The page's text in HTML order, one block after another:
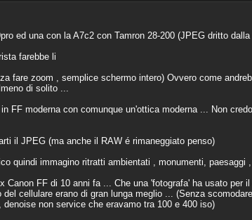
ed una con la A7c2 con Tamron 28-200 (JPEG dritto
farebbe li
fare zoom , semplice schermo intero) Ovvero come
di solito ...
FF moderna con comunque un'ottica moderna ... Non
il JPEG (ma anche il RAW é rimaneggiato penso)
quindi immagino ritratti ambientati , monumenti, paesaggi
Canon FF di 10 anni fa ... Che una 'fotografa' ha usato per
cellulare erano di gran lunga meglio ... (Senza
non service che eravamo tra 100 e 400 iso)